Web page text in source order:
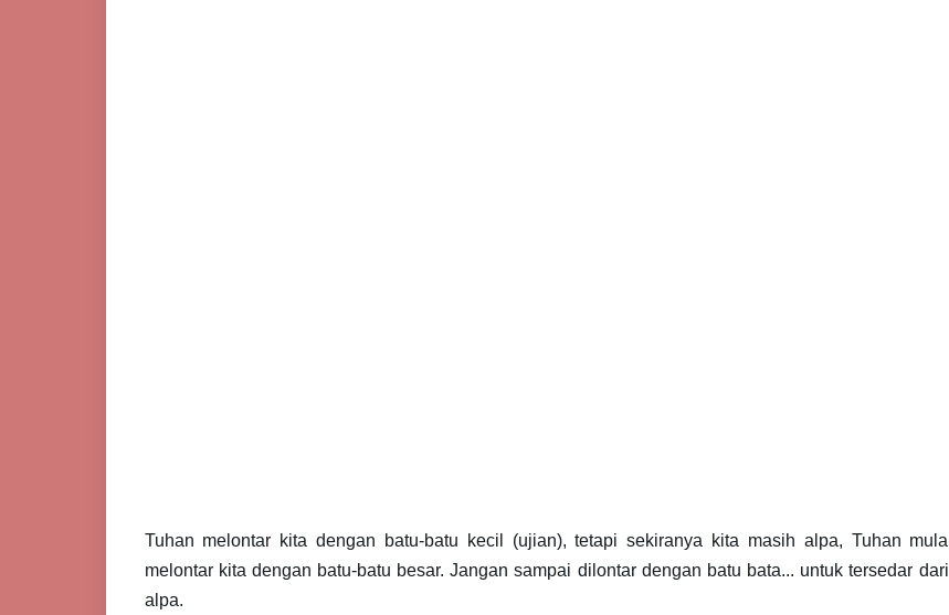
Tuhan melontar kita dengan batu-batu kecil (ujian), tetapi sekiranya kita masih alpa, Tuhan mula
melontar kita dengan batu-batu besar. Jangan sampai dilontar dengan batu bata... untuk tersedar dari
alpa.